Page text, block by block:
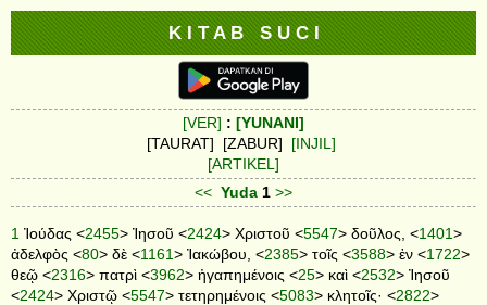
K I T A B S U C I
[VER] : [YUNANI]
[TAURAT] [ZABUR] [INJIL]
[ARTIKEL]
<< Yuda 1 >>
1 Ἰούδας <2455> Ἰησοῦ <2424> Χριστοῦ <5547> δοῦλος, <1401>
ἀδελφὸς <80> δὲ <1161> Ἰακώβου, <2385> τοῖς <3588> ἐν <1722>
θεῷ <2316> πατρὶ <3962> ἠγαπημένοις <25> καὶ <2532> Ἰησοῦ
<2424> Χριστῷ <5547> τετηρημένοις <5083> κλητοῖς· <2822>